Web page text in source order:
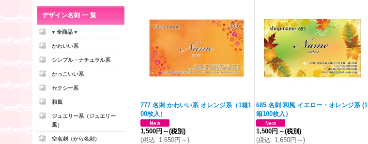
デザイン名刺 一 覧
♥ 全商品 ♥
かわいい系
シンプル・ナチュラル系
かっこいい系
セクシー系
和風
ジュエリー系（ジュエリー
風）
空名刺（から名刺）
777 名刺 かわいい系オレンジ系（1箱1
00枚入）
1,500円 ～(税別)
(税込: 1,650円 ～)
685 名刺 和風 イエロー・オレンジ系 (1
箱100枚入）
1,500円 ～(税別)
(税込: 1,650円 ～)